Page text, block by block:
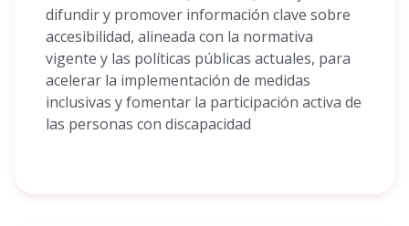
difundir y promover información clave sobre
accesibilidad, alineada con la normativa
vigente y las políticas públicas actuales, para
acelerar la implementación de medidas
inclusivas y fomentar la participación activa de
las personas con discapacidad